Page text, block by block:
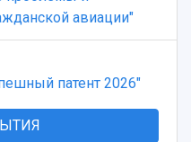
авиации"
патент 2026"